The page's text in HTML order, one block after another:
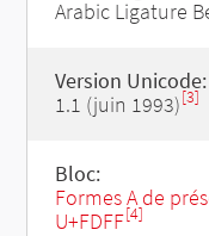
Arabic Ligature
Version Unicode:
1.1 (juin 1993)[3]
Bloc:
Formes A de
U+FDFF[4]